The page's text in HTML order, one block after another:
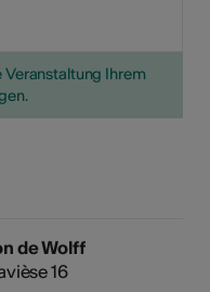
Veranstaltung Ihrem
de Wolff
16